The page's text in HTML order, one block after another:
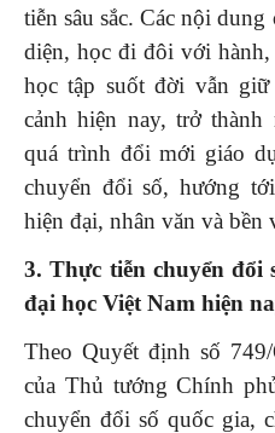
tiễn sâu sắc. Các nội
diện, học đi đôi với
học tập suốt đời vẫn
cảnh hiện nay, trở
quá trình đổi mới giáo
chuyển đổi số, hướng
hiện đại, nhân văn và bền
3.Thực tiễn chuyển đổi
đại học Việt Nam hiện
Theo Quyết định số
của Thủ tướng Chính
chuyển đổi số quốc gia,